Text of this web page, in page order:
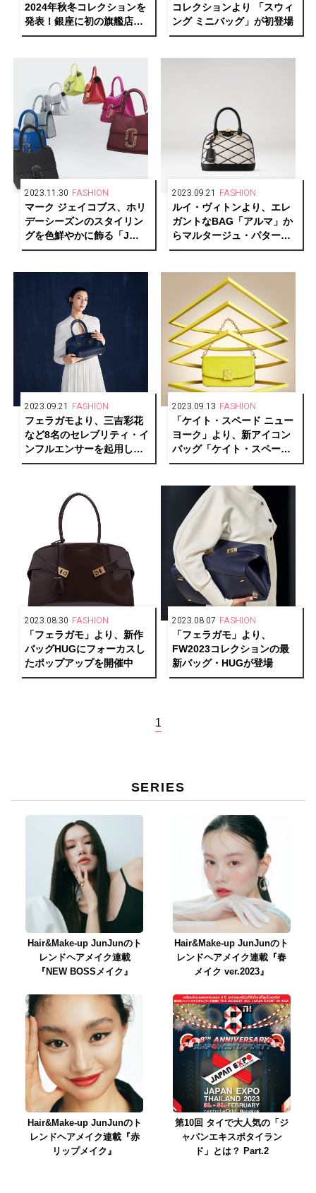
2024年秋冬コレクションを
発表！銀座に初の旗艦店オ
ープン予定
コレクションより 「スウィ
ング ミニバッグ」が初登場
2023.11.30 FASHION
マーク ジェイコブス、ホリ
デーシーズンのスタイリン
グを色鮮やかに飾る「J
MARC」ファミリーを展開
2023.09.21 FASHION
ルイ・ヴィトンより、エレ
ガントなBAG「アルマ」か
らマルタージュ・パターン
をあしらった新作を発売
2023.09.21 FASHION
フェラガモより、三吉彩花
など8名のセレブリティ・イ
ンフルエンサーを起用した
FW2023コレクションのル
2023.09.13 FASHION
「ケイト・スペード ニュー
ヨーク」より、新アイコン
バッグ「ケイト・スペード
ダコタ」が発売
2023.08.30 FASHION
「フェラガモ」より、新作
バッグHUGにフォーカスし
たポップアップを開催中
2023.08.07 FASHION
「フェラガモ」より、
FW2023コレクションの最
新バッグ・HUGが登場
1
SERIES
Hair&Make-up JunJunのト
レンドヘアメイク連載
『NEW BOSSメイク』
Hair&Make-up JunJunのト
レンドヘアメイク連載『春
メイク ver.2023』
Hair&Make-up JunJunのト
レンドヘアメイク連載『赤
リップメイク』
第10回 タイで大人気の「ジ
ャパンエキスポタイラン
ド」とは？ Part.2